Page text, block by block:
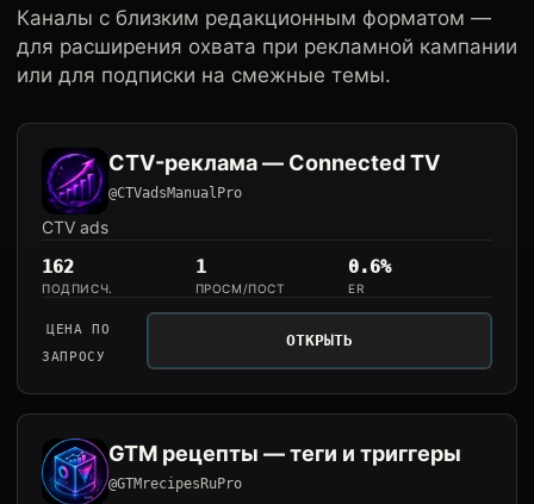
Каналы с близким редакционным форматом —
для расширения охвата при рекламной кампании
или для подписки на смежные темы.
CTV-реклама — Connected TV
@CTVadsManualPro
CTV ads
162
ПОДПИСЧ.
1
ПРОСМ/ПОСТ
0.6%
ER
ЦЕНА ПО
ЗАПРОСУ
ОТКРЫТЬ
GTM рецепты — теги и триггеры
@GTMrecipesRuPro